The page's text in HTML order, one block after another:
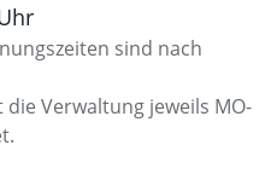
sind nach
Verwaltung jeweils MO-